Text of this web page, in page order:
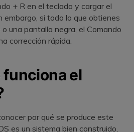
+ R en el teclado y cargar el
embargo, si todo lo que obtienes
una pantalla negra, el Comando
corrección rápida.
funciona el
por qué se produce este
es un sistema bien construido,